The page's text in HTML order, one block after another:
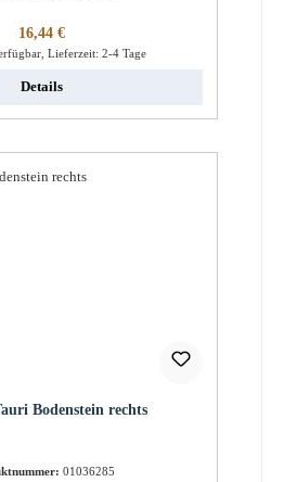
Regulärer Preis:
16,44 €
Lieferzeit: 2-4 Tage
Details
Bodenstein rechts
01036285